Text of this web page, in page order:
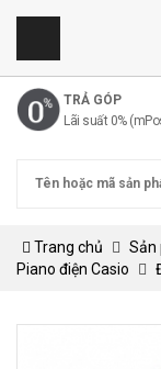
TRẢ GÓP
Lãi suất 0%
Trang chủ Sản
Piano điện Casio